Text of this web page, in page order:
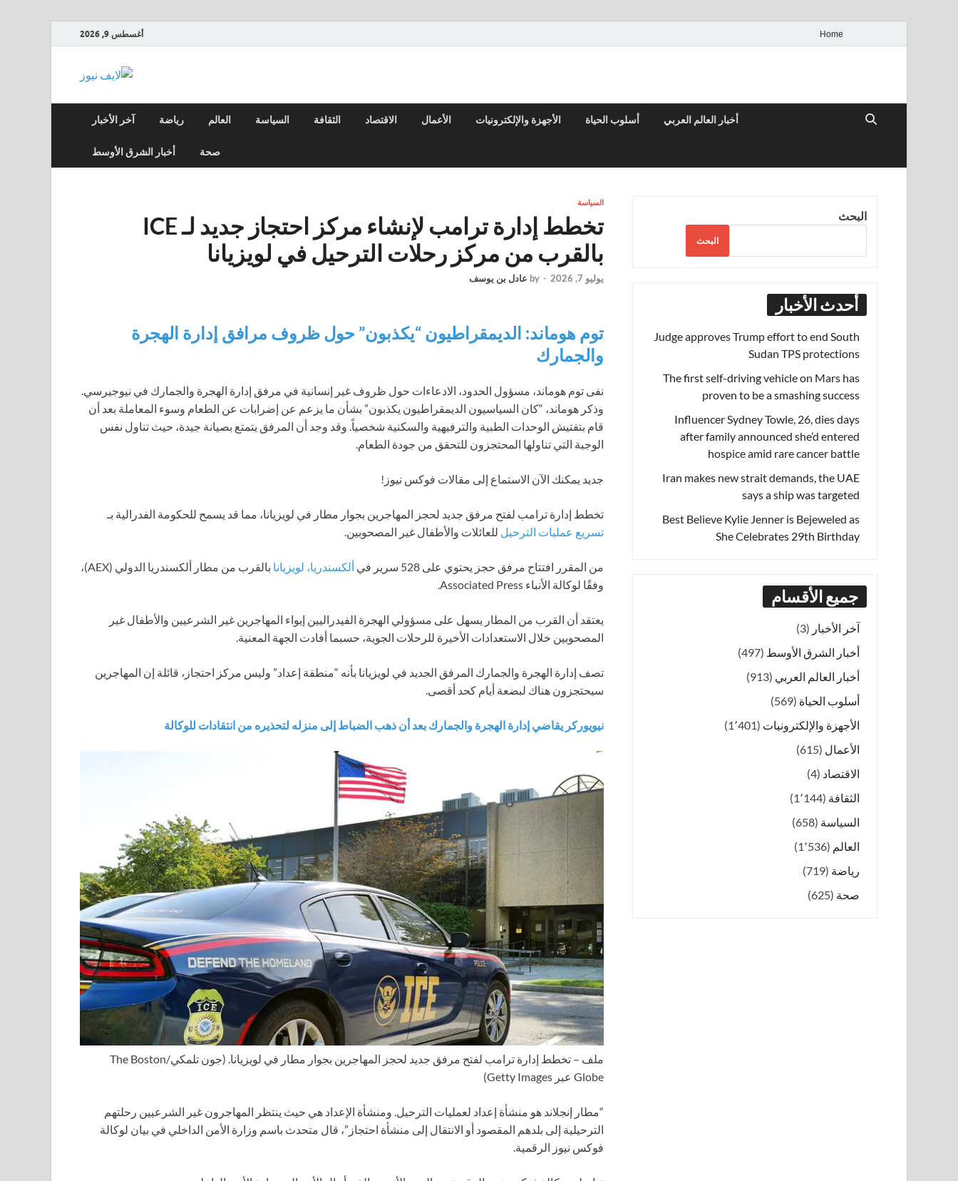
أغسطس 9, 2026 Home
لايف
نيوز
لحظة بلحظة من العالم
العربي والعالم
آخر الأخبار رياضة العالم السياسة الثقافة الاقتصاد الأعمال الأجهزة والإلكترونيات أسلوب الحياة أخبار العالم العربي
أخبار الشرق الأوسط صحة
السياسة
تخطط إدارة ترامب لإنشاء مركز احتجاز جديد لـ ICE
بالقرب من مركز رحلات الترحيل في لويزيانا
يوليو 7, 2026 -
by عادل بن يوسف
توم هوماند: الديمقراطيون “يكذبون” حول ظروف مرافق إدارة الهجرة
والجمارك
نفى توم هوماند، مسؤول الحدود، الادعاءات حول ظروف غير إنسانية في مرفق إدارة الهجرة والجمارك في نيوجيرسي.
وذكر هوماند، “كان السياسيون الديمقراطيون يكذبون” بشأن ما يزعم عن إضرابات عن الطعام وسوء المعاملة بعد أن
قام بتفتيش الوحدات الطبية والترفيهية والسكنية شخصياً. وقد وجد أن المرفق يتمتع بصيانة جيدة، حيث تناول نفس
الوجبة التي تناولها المحتجزون للتحقق من جودة الطعام.
جديد يمكنك الآن الاستماع إلى مقالات فوكس نيوز!
تخطط إدارة ترامب لفتح مرفق جديد لحجز المهاجرين بجوار مطار في لويزيانا، مما قد يسمح للحكومة الفدرالية بـ
تسريع عمليات الترحيل للعائلات والأطفال غير المصحوبين.
من المقرر افتتاح مرفق حجز يحتوي على 528 سرير في ألكسندريا، لويزيانا
بالقرب من مطار ألكسندريا الدولي (AEX)،
وفقًا لوكالة الأنباء Associated Press.
يعتقد أن القرب من المطار يسهل على مسؤولي الهجرة الفيدراليين إيواء المهاجرين غير الشرعيين والأطفال غير
المصحوبين خلال الاستعدادات الأخيرة للرحلات الجوية، حسبما أفادت الجهة المعنية.
تصف إدارة الهجرة والجمارك المرفق الجديد في لويزيانا بأنه “منطقة إعداد” وليس مركز احتجاز، قائلة إن المهاجرين
سيحتجزون هناك لبضعة أيام كحد أقصى.
نيويوركر يقاضي إدارة الهجرة والجمارك بعد أن ذهب الضباط إلى منزله لتحذيره من انتقادات للوكالة
ملف – تخطط إدارة ترامب لفتح مرفق جديد لحجز المهاجرين بجوار مطار في لويزيانا.
(جون تلمكي/The Boston
Globe عبر Getty Images)
“مطار إنجلاند هو منشأة إعداد لعمليات الترحيل. ومنشأة الإعداد هي حيث ينتظر المهاجرون غير الشرعيين رحلتهم
الترحيلية إلى بلدهم المقصود أو الانتقال إلى منشأة احتجاز”، قال متحدث باسم وزارة الأمن الداخلي في بيان لوكالة
فوكس نيوز الرقمية.
البحث
البحث
أحدث الأخبار
Judge approves Trump effort to end South
Sudan TPS protections
The first self-driving vehicle on Mars has
proven to be a smashing success
Influencer Sydney Towle, 26, dies days
after family announced she’d entered
hospice amid rare cancer battle
Iran makes new strait demands, the UAE
says a ship was targeted
Best Believe Kylie Jenner is Bejeweled as
She Celebrates 29th Birthday
جميع الأقسام
آخر الأخبار (3)
أخبار الشرق الأوسط (497)
أخبار العالم العربي (913)
أسلوب الحياة (569)
الأجهزة والإلكترونيات (1٬401)
الأعمال (615)
الاقتصاد (4)
الثقافة (1٬144)
السياسة (658)
العالم (1٬536)
رياضة (719)
صحة (625)